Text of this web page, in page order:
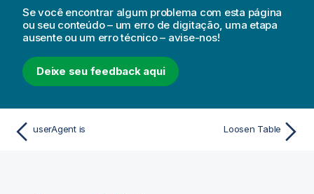
Se você encontrar algum problema com esta página
ou seu conteúdo – um erro de digitação, uma etapa
ausente ou um erro técnico – avise-nos!
Deixe seu feedback aqui
userAgent is Loosen Table